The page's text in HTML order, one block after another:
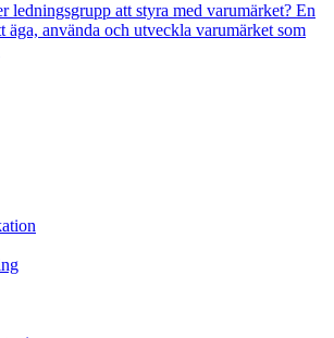
ledningsgrupp att styra med varumärket? En
äga, använda och utveckla varumärket som